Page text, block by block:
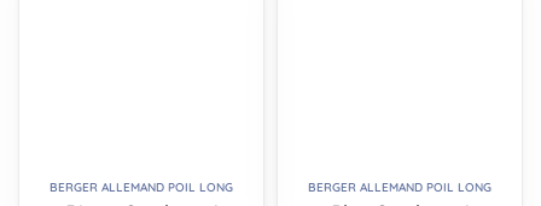
BERGER ALLEMAND POIL LONG BERGER ALLEMAND POIL LONG